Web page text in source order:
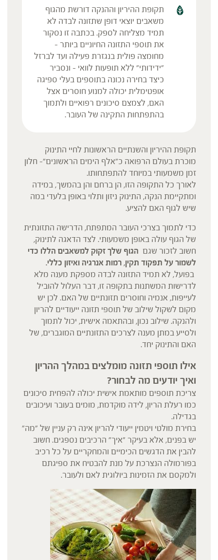
תקופת ההיריון וההנקה דורשת מהגוף
משאבים יוצאי דופן שתזונה לבדה לא
תמיד מצליחה לספק. בכתבה זו נסקור
את תוספי התזונה החיוניים ביותר –
מחומצה פולית בנגזרת פעילה ועד לברזל
"ידידותי" ללא תופעות לוואי – ונסביר
כיצד בחירה נכונה בתוספים בעלי ספיגה
אופטימלית יכולה למנוע חוסרים אצל
האם, לצמצם סיכונים רפואיים ולתמוך
בהתפתחות התקינה של העובר.
תקופת ההיריון והשנתיים הראשונות לחיי התינוק
מוכרת בעולם הרפואה כ"אלף הימים הראשונים"- חלון
זמן משמעותי במיוחד להתפתחותו.
לאורך כל התקופה הזו, הן ברחם והן בהמשך, במידה
ומתקיימת הנקה, התינוק ניזון ותלוי באופן בלעדי במה
שיש לגוף האם להציע.
כדי לתמוך בצרכי העובר המתפתח, הדרישה התזונתית
של הגוף עולה באופן משמעותי. לצד הדאגה לתינוק,
חשוב לזכור שגם הגוף שלך זקוק למשאבים הללו כדי
לשמור על תפקוד תקין, רמות אנרגיה ואיזון כללי.
בפועל, לא תמיד התזונה לבדה מספקת מענה מלא
לדרישות המשתנות בתקופה זו, דבר העלול להוביל
לעייפות, אנמיה וחוסרים תזונתיים של האם. לכן יש
מקום לשקול שילוב של תוספי תזונה ייעודיים להריון
ולהנקה. שילוב נכון, ובהתאמה אישית, יכול לתמוך
ולסייע במתן מענה לצרכים התזונתיים המוגברים, של
האם והתינוק יחד.
אילו תוספי תזונה מומלצים במהלך ההריון
ואיך יודעים מה לבחור?
צריכת תוספים מותאמת אישית יכולה להפחית סיכונים
כמו רעלת הריון, לידה מוקדמת, מומים בעובר ועיכובים
בגדילה.
בחירת מולטי ויטמין ייעודי להריון אינה רק עניין של "מה"
יש בפנים, אלא בעיקר "איך" הרכיבים נספגים. חשוב
להבין את הדגשים הכימיים והמחקריים על כל רכיב
בפורמולה הנצרכת על מנת להבטיח את ספיגתם
ולמקסם את הזמינות ביולוגית לאם ולעובר.